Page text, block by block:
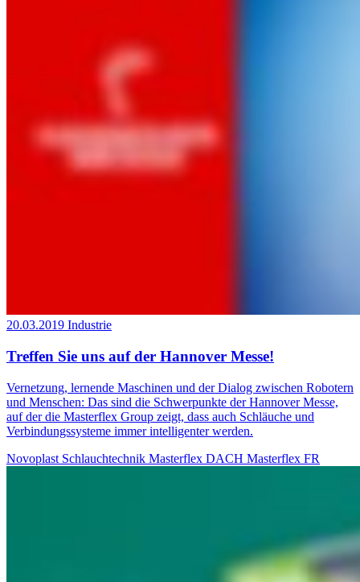
20.03.2019 Industrie
Treffen Sie uns auf der Hannover Messe!
Vernetzung, lernende Maschinen und der Dialog zwischen Robotern
und Menschen: Das sind die Schwerpunkte der Hannover Messe,
auf der die Masterflex Group zeigt, dass auch Schläuche und
Verbindungssysteme immer intelligenter werden.
Novoplast Schlauchtechnik Masterflex DACH Masterflex FR